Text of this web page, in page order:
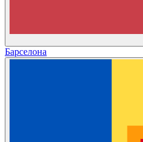
Барселона